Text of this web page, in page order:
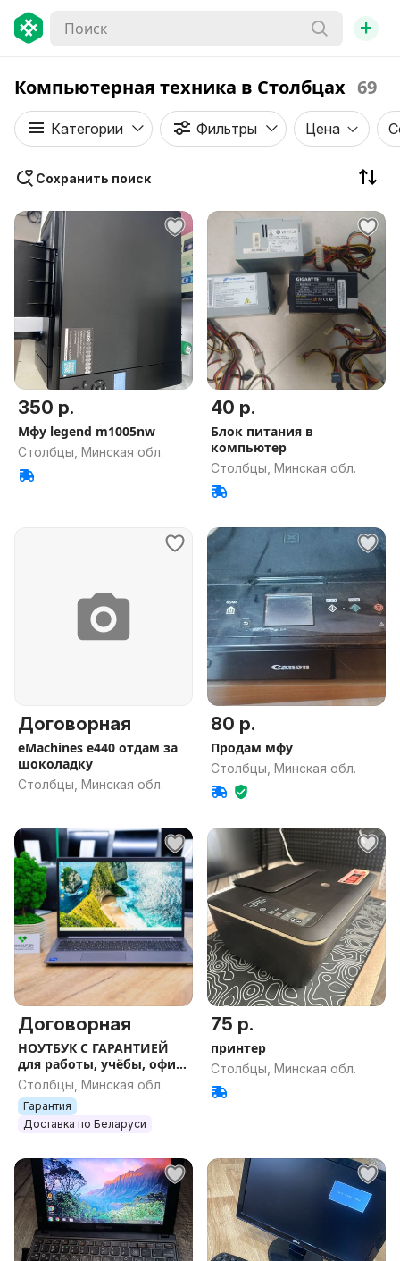
+
Компьютерная техника в Столбцах 69
Категории Фильтры Цена
Сохранить поиск
350 р.
Мфу legend m1005nw
Столбцы, Минская обл.
40 р.
Блок питания в
компьютер
Столбцы, Минская обл.
Договорная
eMachines e440 отдам за
шоколадку
Столбцы, Минская обл.
80 р.
Продам мфу
Столбцы, Минская обл.
Договорная
НОУТБУК С ГАРАНТИЕЙ
для работы, учёбы, офиса
и игр
Столбцы, Минская обл.
Гарантия
Доставка по Беларуси
75 р.
принтер
Столбцы, Минская обл.